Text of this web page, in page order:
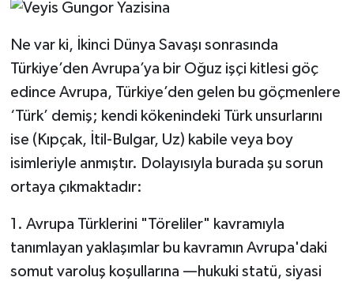
Ne var ki, İkinci Dünya Savaşı sonrasında
Türkiye’den Avrupa’ya bir Oğuz işçi kitlesi göç
edince Avrupa, Türkiye’den gelen bu göçmenlere
‘Türk’ demiş; kendi kökenindeki Türk unsurlarını
ise (Kıpçak, İtil-Bulgar, Uz) kabile veya boy
isimleriyle anmıştır. Dolayısıyla burada şu sorun
ortaya çıkmaktadır:
1. Avrupa Türklerini "Töreliler" kavramıyla
tanımlayan yaklaşımlar bu kavramın Avrupa'daki
somut varoluş koşullarına —hukuki statü, siyasi